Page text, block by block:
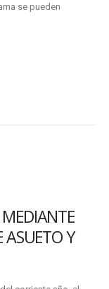
se pueden
DEL
SOBRE